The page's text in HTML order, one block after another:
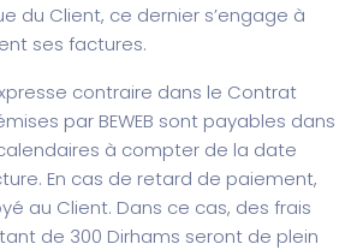
du Client, ce dernier s’engage à
ses factures.
contraire dans le Contrat
par BEWEB sont payables dans
à compter de la date
En cas de retard de paiement,
au Client. Dans ce cas, des frais
de 300 Dirhams seront de plein